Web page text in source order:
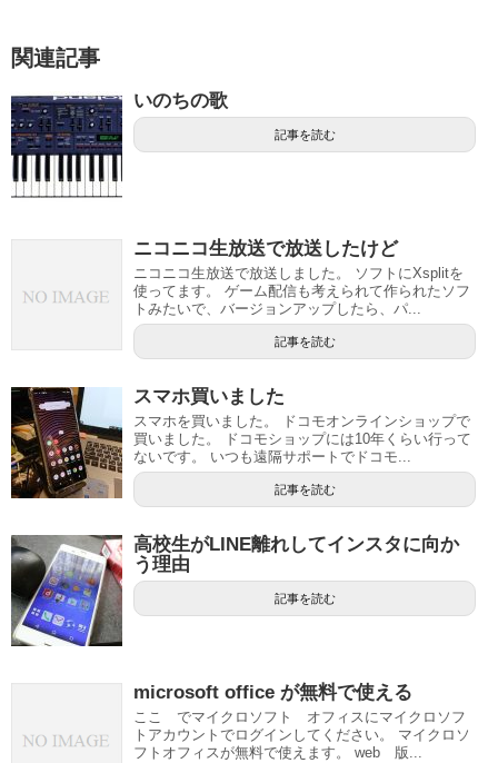
関連記事
いのちの歌
記事を読む
ニコニコ生放送で放送したけど
ニコニコ生放送で放送しました。 ソフトにXsplitを
使ってます。 ゲーム配信も考えられて作られたソフ
トみたいで、バージョンアップしたら、パ...
記事を読む
スマホ買いました
スマホを買いました。 ドコモオンラインショップで
買いました。 ドコモショップには10年くらい行って
ないです。 いつも遠隔サポートでドコモ...
記事を読む
高校生がLINE離れしてインスタに向か
う理由
記事を読む
microsoft office が無料で使える
ここ でマイクロソフト オフィスにマイクロソフ
トアカウントでログインしてください。 マイクロソ
フトオフィスが無料で使えます。 web 版...